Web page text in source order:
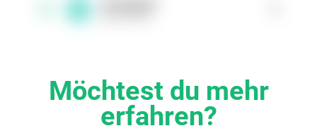
AI Influencer Search
Möchtest du mehr
erfahren?